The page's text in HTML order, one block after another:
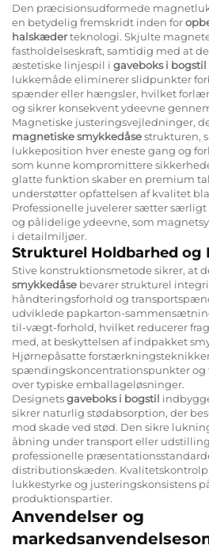
Den præcisionsudformede
en betydelig fremskridt inden for
halskæderteknologi. Skjulte
fastholdelseskraft, samtidig med at
æstetiske linjespil i gaveboks i bogstil
lukkemåde eliminerer slidpunkter
spænder eller hængsler, hvilket
og sikrer konsekvent ydeevne
Magnetiske justeringsvejledninger,
magnetiske smykkedåsestrukturen,
lukkeposition hver eneste gang og
som kunne kompromittere
glatte funktion skaber en premium
understøtter opfattelsen af kvalitet
Professionelle juvelerer sætter
og pålidelige ydeevne, som
i detailmiljøer.
Strukturel Holdbarhed og
Stive konstruktionsmetode sikrer, at
smykkedåse bevarer strukturel
håndteringsforhold og
udviklede papkarton-
til-vægt-forhold, hvilket reducerer
med, at beskyttelsen af indpakket
Hjørnepåsatte
spændingskoncentrationspunkter
over typiske emballageløsninger.
Designetsgaveboks i bogstil
sikrer naturlig stødabsorption, der
mod skade ved stød. Den sikre
åbning under transport eller
professionelle
distributionskæden.
lukkestyrke og justeringskonsistens
produktionspartier.
Anvendelser og